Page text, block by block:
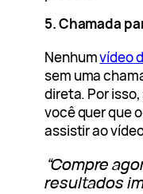
5. Chamada
Nenhumvídeo
sem uma
direta. Por
você quer que
assistir ao
“Compre
resultados